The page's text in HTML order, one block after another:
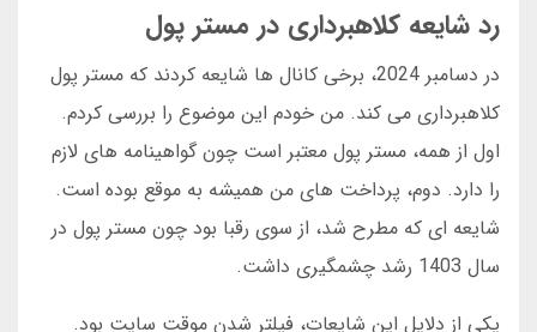
رد شایعه کلاهبرداری در مستر پول
در دسامبر 2024، برخی کانال ها شایعه کردند که مستر پول
کلاهبرداری می کند. من خودم این موضوع را بررسی کردم.
اول از همه، مستر پول معتبر است چون گواهینامه های لازم
را دارد. دوم، پرداخت های من همیشه به موقع بوده است.
شایعه ای که مطرح شد، از سوی رقبا بود چون مستر پول در
سال 1403 رشد چشمگیری داشت.
یکی از دلایل این شایعات، فیلتر شدن موقت سایت بود.